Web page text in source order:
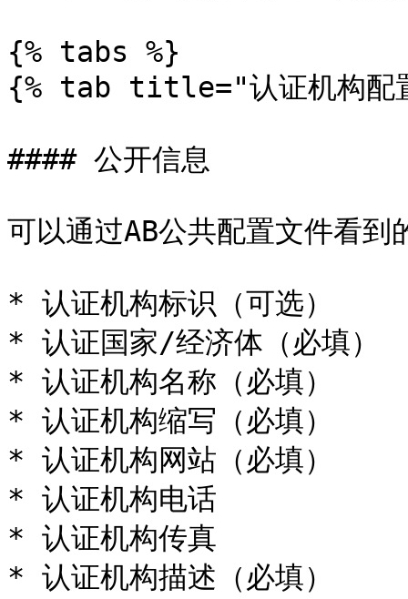
{% tabs %}
{% tab title="认证机构配
#### 公开信息
可以通过AB公共配置文件看到
* 认证机构标识（可选）
* 认证国家/经济体（必填）
* 认证机构名称（必填）
* 认证机构缩写（必填）
* 认证机构网站（必填）
* 认证机构电话
* 认证机构传真
* 认证机构描述（必填）